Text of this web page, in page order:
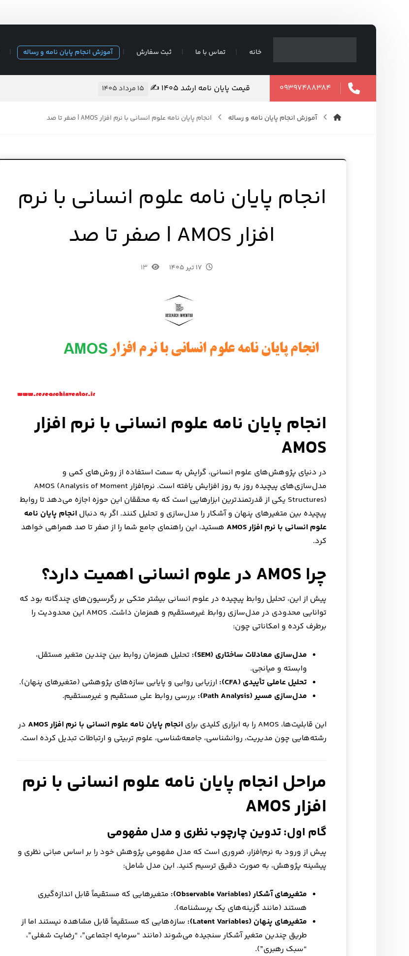
خانه تماس با ما ثبت سفارش آموزش انجام پایان نامه و رساله
۰۹۳۹۷۴۸۸۳۸۴ انجام تحلیل آماری پایان نامه ❖ تضمین کیفیت – قیمت مناسب
آموزش انجام پایان نامه و رساله انجام پایان نامه علوم انسانی با نرم افزار AMOS | صفر تا صد
انجام پایان نامه علوم انسانی با نرم
افزار AMOS | صفر تا صد
۱۷ تیر ۱۴۰۵ ۱۳
انجام پایان نامه علوم انسانی با نرم افزار
AMOS
در دنیای پژوهش‌های علوم انسانی، گرایش به سمت استفاده از روش‌های کمی و
مدل‌سازی‌های پیچیده روز به روز افزایش یافته است. نرم‌افزار AMOS (Analysis of Moment
Structures) یکی از قدرتمندترین ابزارهایی است که به محققان این حوزه اجازه می‌دهد تا روابط
پیچیده بین متغیرهای پنهان و آشکار را مدل‌سازی و تحلیل کنند. اگر به دنبال انجام پایان نامه
علوم انسانی با نرم افزار AMOS
هستید، این راهنمای جامع شما را از صفر تا صد همراهی خواهد
کرد.
چرا AMOS در علوم انسانی اهمیت دارد؟
پیش از این، تحلیل روابط پیچیده در علوم انسانی بیشتر متکی بر رگرسیون‌های چندگانه بود که
توانایی محدودی در مدل‌سازی روابط غیرمستقیم و همزمان داشت. AMOS این محدودیت را
برطرف کرده و امکاناتی چون:
مدل‌سازی معادلات ساختاری (SEM):
تحلیل همزمان روابط بین چندین متغیر مستقل،
وابسته و میانجی.
تحلیل عاملی تأییدی (CFA):
ارزیابی روایی و پایایی سازه‌های پژوهشی (متغیرهای پنهان).
مدل‌سازی مسیر (Path Analysis):
بررسی روابط علی مستقیم و غیرمستقیم.
این قابلیت‌ها، AMOS را به ابزاری کلیدی برای انجام پایان نامه علوم انسانی با نرم افزار AMOS
در
رشته‌هایی چون مدیریت، روانشناسی، جامعه‌شناسی، علوم تربیتی و ارتباطات تبدیل کرده است.
مراحل انجام پایان نامه علوم انسانی با نرم
افزار AMOS
گام اول: تدوین چارچوب نظری و مدل مفهومی
پیش از ورود به نرم‌افزار، ضروری است که مدل مفهومی پژوهش خود را بر اساس مبانی نظری و
پیشینه پژوهش، به صورت دقیق ترسیم کنید. این مدل شامل:
متغیرهای آشکار (Observable Variables):
متغیرهایی که مستقیماً قابل اندازه‌گیری
هستند (مانند گزینه‌های یک پرسشنامه).
متغیرهای پنهان (Latent Variables):
سازه‌هایی که مستقیماً قابل مشاهده نیستند اما از
طریق چندین متغیر آشکار سنجیده می‌شوند (مانند “سرمایه اجتماعی”، “رضایت شغلی”،
“سبک رهبری”).